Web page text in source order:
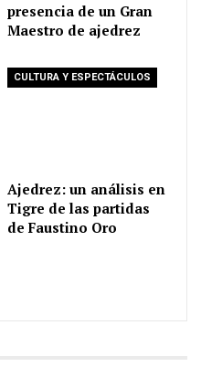
presencia de un Gran
Maestro de ajedrez
CULTURA Y ESPECTÁCULOS
Ajedrez: un análisis en
Tigre de las partidas
de Faustino Oro